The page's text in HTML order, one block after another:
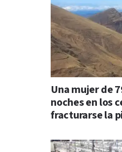
Una mujer de
noches en los
fracturarse la